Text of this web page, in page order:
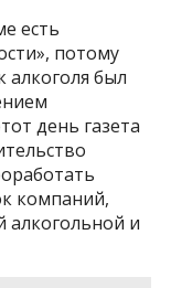
есть
потому
алкоголя был
день газета
компаний,
алкогольной и